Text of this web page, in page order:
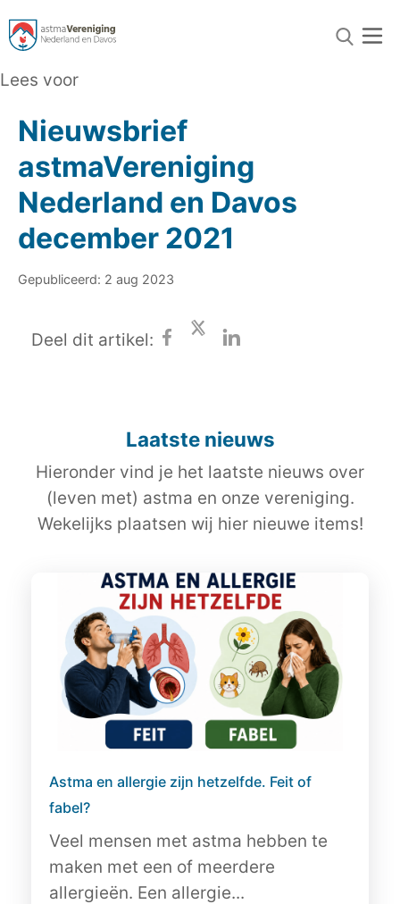
Lees voor
Nieuwsbrief
astmaVereniging
Nederland en Davos
december 2021
Gepubliceerd: 2 aug 2023
Deel dit artikel:
Laatste nieuws
Hieronder vind je het laatste nieuws over
(leven met) astma en onze vereniging.
Wekelijks plaatsen wij hier nieuwe items!
Astma en allergie zijn hetzelfde. Feit of
fabel?
Veel mensen met astma hebben te
maken met een of meerdere
allergieën. Een allergie...